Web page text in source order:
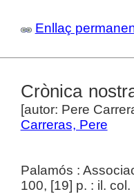
Enllaç
Crònica
[autor: Pere
Carreras, Pere
Palamós :
100, [19] p. : il.